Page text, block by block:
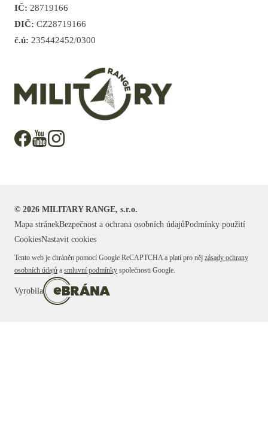
IČ: 28719166
DIČ: CZ28719166
č.ú: 235442452/0300
© 2026 MILITARY RANGE, s.r.o.
Mapa stránekBezpečnost a ochrana osobních údajůPodmínky použití
CookiesNastavit cookies
Tento web je chráněn pomocí Google ReCAPTCHA a platí pro něj zásady ochrany
osobních údajů a smluvní podmínky společnosti Google.
Vyrobila